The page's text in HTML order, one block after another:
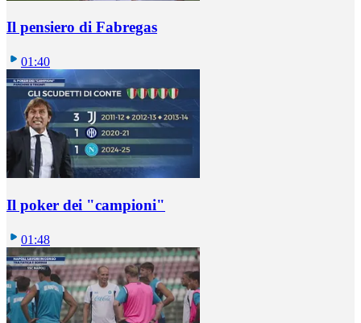
Il pensiero di Fabregas
01:40
Il poker dei "campioni"
01:48